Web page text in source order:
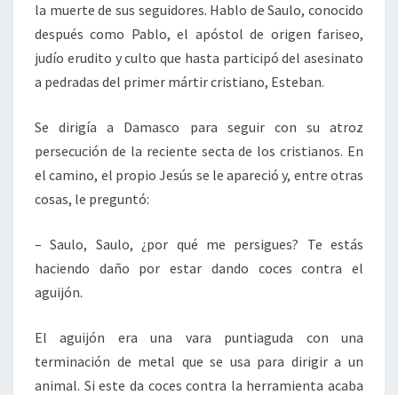
la muerte de sus seguidores. Hablo de Saulo, conocido
después como Pablo, el apóstol de origen fariseo,
judío erudito y culto que hasta participó del asesinato
a pedradas del primer mártir cristiano, Esteban.
Se dirigía a Damasco para seguir con su atroz
persecución de la reciente secta de los cristianos. En
el camino, el propio Jesús se le apareció y, entre otras
cosas, le preguntó:
– Saulo, Saulo, ¿por qué me persigues? Te estás
haciendo daño por estar dando coces contra el
aguijón.
El aguijón era una vara puntiaguda con una
terminación de metal que se usa para dirigir a un
animal. Si este da coces contra la herramienta acaba